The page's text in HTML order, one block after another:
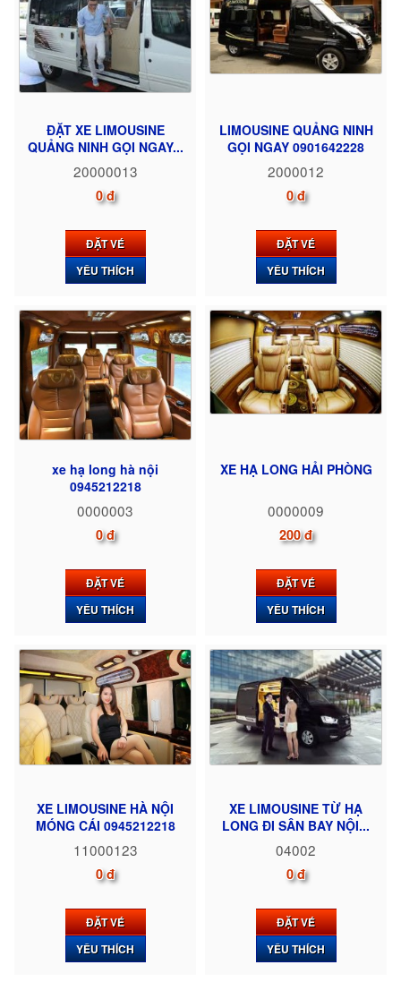
ĐẶT XE LIMOUSINE
QUẢNG NINH GỌI NGAY...
20000013
0 đ
ĐẶT VÉ
YÊU THÍCH
LIMOUSINE QUẢNG NINH
GỌI NGAY 0901642228
2000012
0 đ
ĐẶT VÉ
YÊU THÍCH
xe hạ long hà nội
0945212218
0000003
0 đ
ĐẶT VÉ
YÊU THÍCH
XE HẠ LONG HẢI PHÒNG
0000009
200 đ
ĐẶT VÉ
YÊU THÍCH
XE LIMOUSINE HÀ NỘI
MÓNG CÁI 0945212218
11000123
0 đ
ĐẶT VÉ
YÊU THÍCH
XE LIMOUSINE TỪ HẠ
LONG ĐI SÂN BAY NỘI...
04002
0 đ
ĐẶT VÉ
YÊU THÍCH